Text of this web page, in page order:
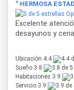
“ HERMOSA
Excelente
desayunos y
Ubicación 4.4
Sueño 3.8
Habitaciones 3.9
Servicio 3.9